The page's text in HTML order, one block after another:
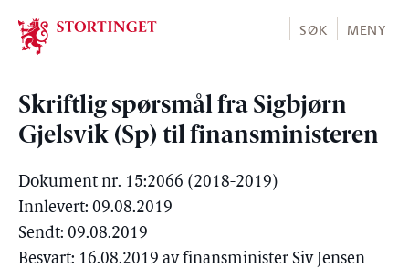
Stortinget.no
SØK MENY
Skriftlig spørsmål fra Sigbjørn
Gjelsvik (Sp) til finansministeren
Dokument nr. 15:2066 (2018-2019)
Innlevert: 09.08.2019
Sendt: 09.08.2019
Besvart: 16.08.2019 av finansminister Siv Jensen